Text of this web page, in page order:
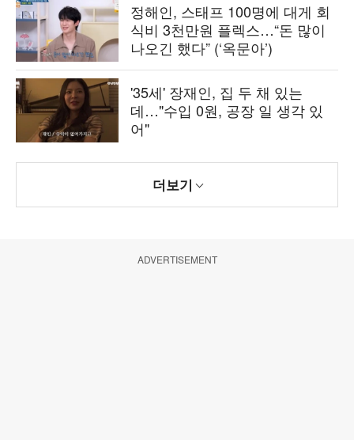
정해인, 스태프 100명에 대게 회
식비 3천만원 플렉스…“돈 많이
나오긴 했다” (‘옥문아’)
'35세' 장재인, 집 두 채 있는
데…"수입 0원, 공장 일 생각 있
어"
더보기
ADVERTISEMENT